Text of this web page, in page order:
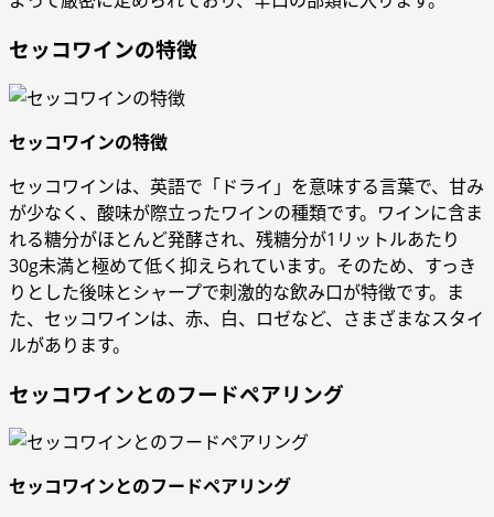
セッコワインの特徴
セッコワインの特徴
セッコワインは、英語で「ドライ」を意味する言葉で、甘み
が少なく、酸味が際立ったワインの種類です。ワインに含ま
れる糖分がほとんど発酵され、残糖分が1リットルあたり
30g未満と極めて低く抑えられています。そのため、すっき
りとした後味とシャープで刺激的な飲み口が特徴です。ま
た、セッコワインは、赤、白、ロゼなど、さまざまなスタイ
ルがあります。
セッコワインとのフードペアリング
セッコワインとのフードペアリング